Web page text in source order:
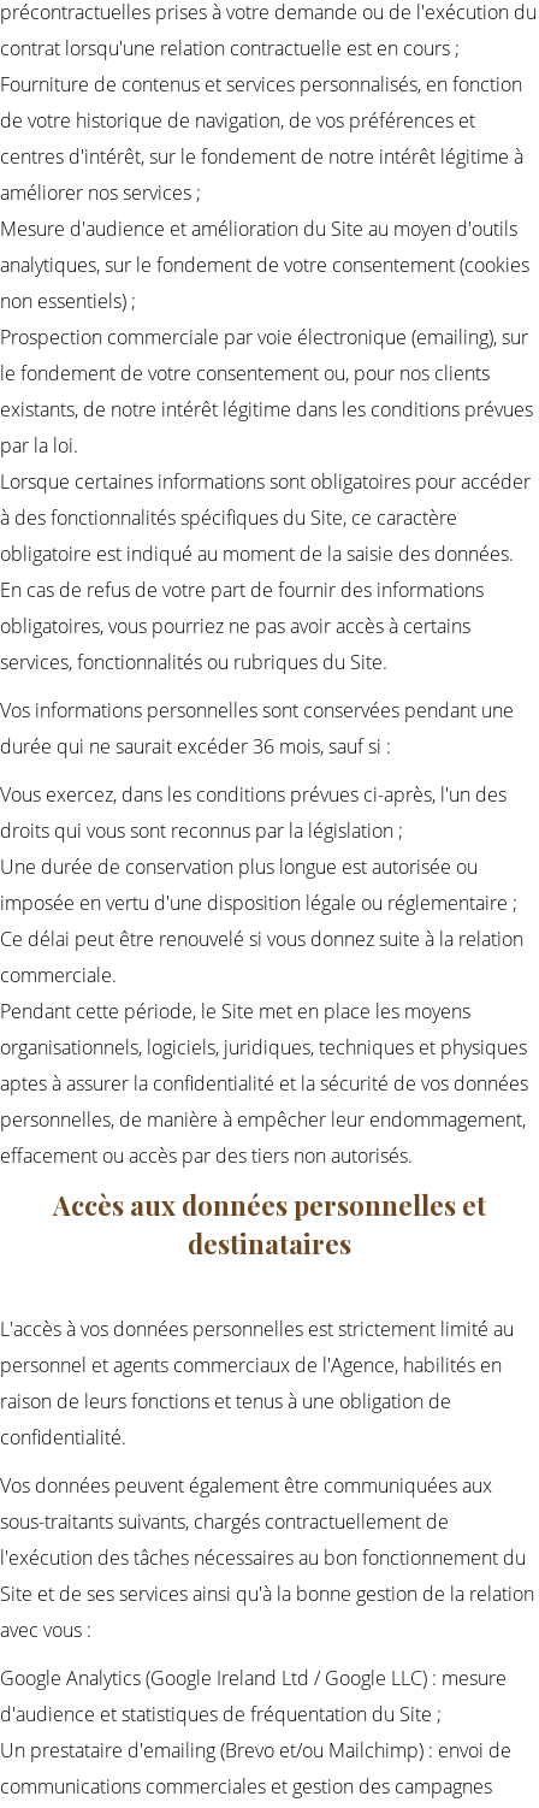
précontractuelles prises à votre demande ou de l'exécution du
contrat lorsqu'une relation contractuelle est en cours ;
Fourniture de contenus et services personnalisés, en fonction
de votre historique de navigation, de vos préférences et
centres d'intérêt, sur le fondement de notre intérêt légitime à
améliorer nos services ;
Mesure d'audience et amélioration du Site au moyen d'outils
analytiques, sur le fondement de votre consentement (cookies
non essentiels) ;
Prospection commerciale par voie électronique (emailing), sur
le fondement de votre consentement ou, pour nos clients
existants, de notre intérêt légitime dans les conditions prévues
par la loi.
Lorsque certaines informations sont obligatoires pour accéder
à des fonctionnalités spécifiques du Site, ce caractère
obligatoire est indiqué au moment de la saisie des données.
En cas de refus de votre part de fournir des informations
obligatoires, vous pourriez ne pas avoir accès à certains
services, fonctionnalités ou rubriques du Site.
Vos informations personnelles sont conservées pendant une
durée qui ne saurait excéder 36 mois, sauf si :
Vous exercez, dans les conditions prévues ci-après, l'un des
droits qui vous sont reconnus par la législation ;
Une durée de conservation plus longue est autorisée ou
imposée en vertu d'une disposition légale ou réglementaire ;
Ce délai peut être renouvelé si vous donnez suite à la relation
commerciale.
Pendant cette période, le Site met en place les moyens
organisationnels, logiciels, juridiques, techniques et physiques
aptes à assurer la confidentialité et la sécurité de vos données
personnelles, de manière à empêcher leur endommagement,
effacement ou accès par des tiers non autorisés.
Accès aux données personnelles et
destinataires
L'accès à vos données personnelles est strictement limité au
personnel et agents commerciaux de l'Agence, habilités en
raison de leurs fonctions et tenus à une obligation de
confidentialité.
Vos données peuvent également être communiquées aux
sous-traitants suivants, chargés contractuellement de
l'exécution des tâches nécessaires au bon fonctionnement du
Site et de ses services ainsi qu'à la bonne gestion de la relation
avec vous :
Google Analytics (Google Ireland Ltd / Google LLC) : mesure
d'audience et statistiques de fréquentation du Site ;
Un prestataire d'emailing (Brevo et/ou Mailchimp) : envoi de
communications commerciales et gestion des campagnes